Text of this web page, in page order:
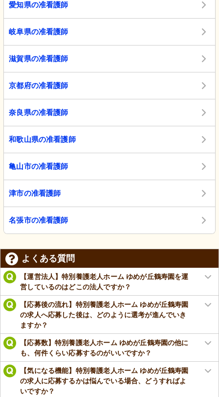
愛知県の准看護師
岐阜県の准看護師
滋賀県の准看護師
京都府の准看護師
奈良県の准看護師
和歌山県の准看護師
亀山市の准看護師
津市の准看護師
名張市の准看護師
よくある質問
【運営法人】特別養護老人ホーム ゆめが丘鶴寿園を運
営しているのはどこの法人ですか？
【応募後の流れ】特別養護老人ホーム ゆめが丘鶴寿園
の求人へ応募した後は、どのように選考が進んでいき
ますか？
【応募数】特別養護老人ホーム ゆめが丘鶴寿園の他に
も、何件くらい応募するのがいいですか？
【気になる機能】特別養護老人ホーム ゆめが丘鶴寿園
の求人に応募するかは悩んでいる場合、どうすればよ
いですか？